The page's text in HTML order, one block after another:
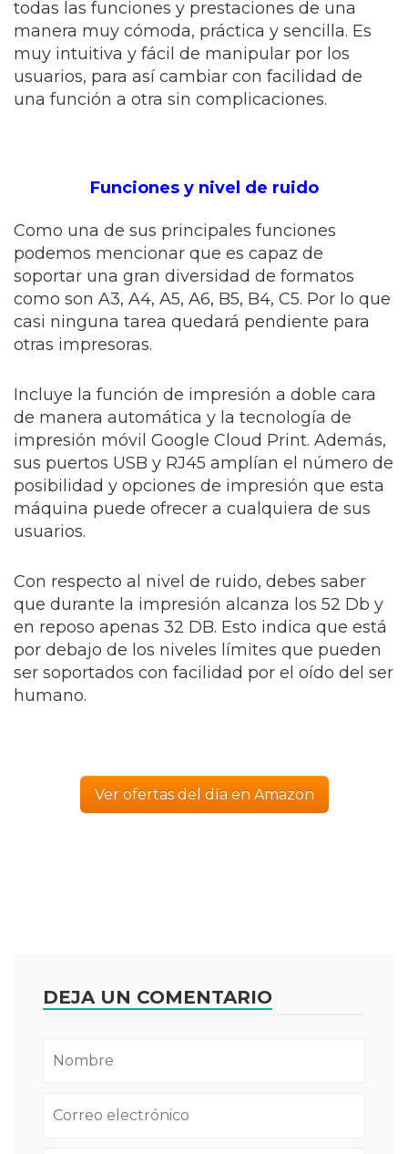
todas las funciones y prestaciones de una
manera muy cómoda, práctica y sencilla. Es
muy intuitiva y fácil de manipular por los
usuarios, para así cambiar con facilidad de
una función a otra sin complicaciones.
Funciones y nivel de ruido
Como una de sus principales funciones
podemos mencionar que es capaz de
soportar una gran diversidad de formatos
como son A3, A4, A5, A6, B5, B4, C5. Por lo que
casi ninguna tarea quedará pendiente para
otras impresoras.
Incluye la función de impresión a doble cara
de manera automática y la tecnología de
impresión móvil Google Cloud Print. Además,
sus puertos USB y RJ45 amplían el número de
posibilidad y opciones de impresión que esta
máquina puede ofrecer a cualquiera de sus
usuarios.
Con respecto al nivel de ruido, debes saber
que durante la impresión alcanza los 52 Db y
en reposo apenas 32 DB. Esto indica que está
por debajo de los niveles límites que pueden
ser soportados con facilidad por el oído del ser
humano.
Ver ofertas del día en Amazon
DEJA UN COMENTARIO